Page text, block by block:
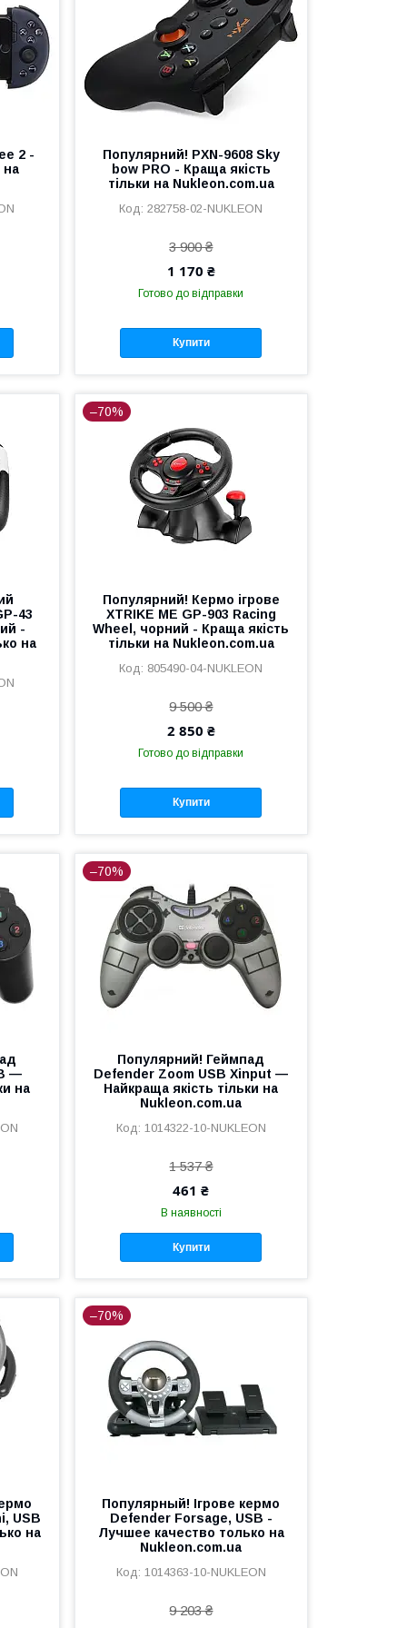
2 -
на
Популярний! PXN-9608 Sky
bow PRO - Краща якість
тільки на Nukleon.com.ua
282758-02-NUKLEON
3 900 ₴
1 170 ₴
Готово до відправки
Купити
43
-
на
–70%
Популярний! Кермо ігрове
XTRIKE ME GP-903 Racing
Wheel, чорний - Краща якість
тільки на Nukleon.com.ua
805490-04-NUKLEON
9 500 ₴
2 850 ₴
Готово до відправки
Купити
—
на
–70%
Популярний! Геймпад
Defender Zoom USB Xinput —
Найкраща якість тільки на
Nukleon.com.ua
1014322-10-NUKLEON
1 537 ₴
461 ₴
В наявності
Купити
USB
на
–70%
Популярный! Ігрове кермо
Defender Forsage, USB -
Лучшее качество только на
Nukleon.com.ua
1014363-10-NUKLEON
9 203 ₴